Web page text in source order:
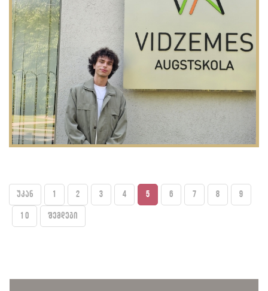
უკან 1 2 3 4 5 6 7 8 9
10 შემდეგი